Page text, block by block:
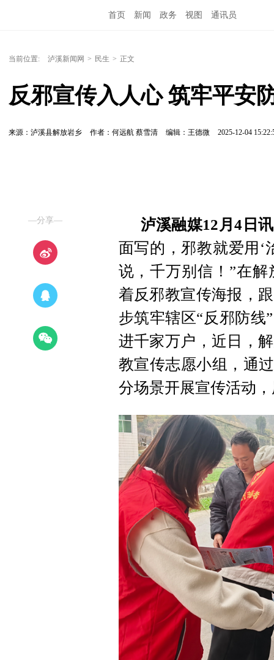
首页 新闻 政务 视图 通讯员
当前位置: 泸溪新闻网 > 民生 > 正文
反邪宣传入人心 筑牢平安
来源：泸溪县解放岩乡 作者：何远航 蔡雪清 编辑：王德微 2025-12-04
—分享— 泸溪融媒12月4日讯
面写的，邪教就爱用‘
说，千万别信！”在
着反邪教宣传海报，
步筑牢辖区“反邪防线
进千家万户，近日，
教宣传志愿小组，通
分场景开展宣传活动